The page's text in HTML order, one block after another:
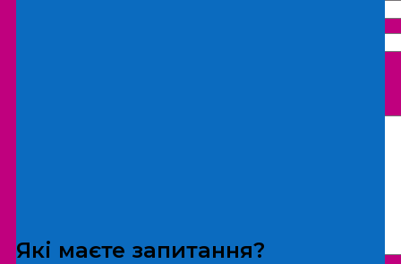
Які маєте запитання?